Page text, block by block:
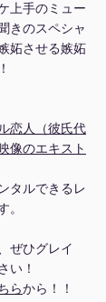
上手のミュー
きのスペシャ
妬させる嫉妬
恋人（彼氏代
像のエキスト
タルできるレ
。
ぜひグレイ
い！
らから！！